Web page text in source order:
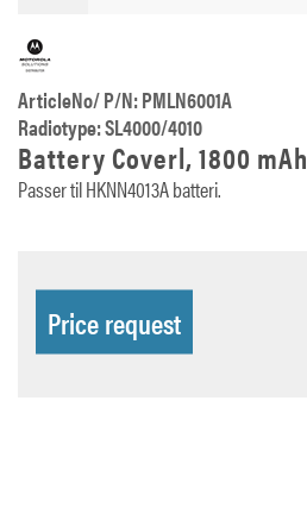
ArticleNo/ P/N: PMLN6001A
Radiotype: SL4000/4010
Battery Coverl, 1800 mAh
Passer til HKNN4013A batteri.
Price request